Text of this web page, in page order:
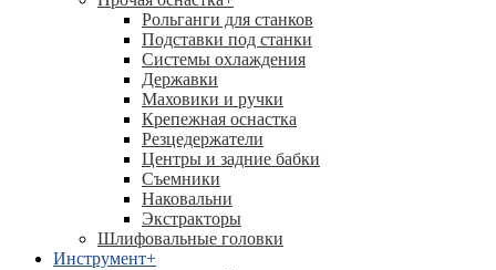
Рольганги для станков
Подставки под станки
Системы охлаждения
Державки
Маховики и ручки
Крепежная оснастка
Резцедержатели
Центры и задние бабки
Съемники
Наковальни
Экстракторы
Шлифовальные головки
Инструмент+